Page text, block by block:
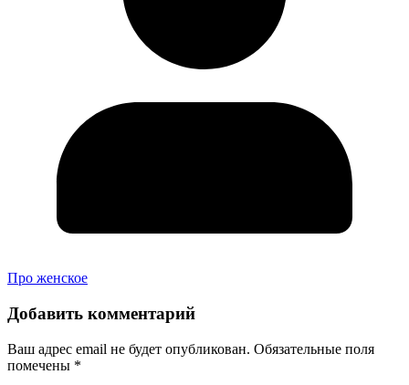
Про женское
Добавить комментарий
Ваш адрес email не будет опубликован. Обязательные поля
помечены *